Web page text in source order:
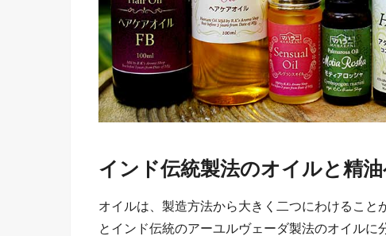
インド伝統製法のオイルと精
オイルは、製造方法から大きく二つにわけること
とインド伝統のアーユルヴェーダ製法のオイルに